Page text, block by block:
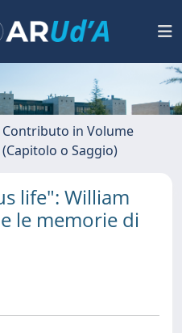
Contributo in Volume
o Saggio)
life": William
le memorie di